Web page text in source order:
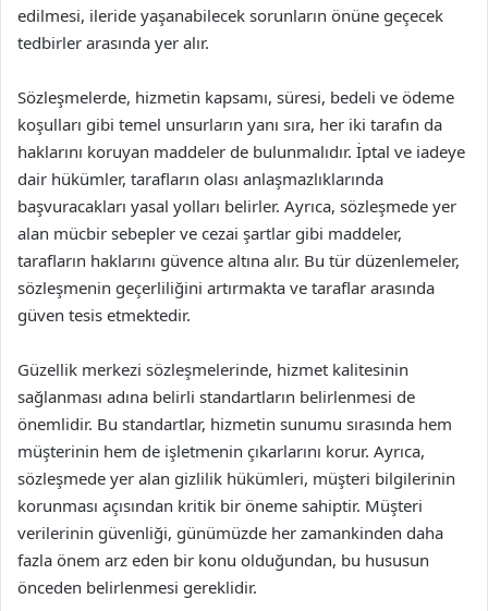
edilmesi, ileride yaşanabilecek sorunların önüne geçecek
tedbirler arasında yer alır.
Sözleşmelerde, hizmetin kapsamı, süresi, bedeli ve ödeme
koşulları gibi temel unsurların yanı sıra, her iki tarafın da
haklarını koruyan maddeler de bulunmalıdır. İptal ve iadeye
dair hükümler, tarafların olası anlaşmazlıklarında
başvuracakları yasal yolları belirler. Ayrıca, sözleşmede yer
alan mücbir sebepler ve cezai şartlar gibi maddeler,
tarafların haklarını güvence altına alır. Bu tür düzenlemeler,
sözleşmenin geçerliliğini artırmakta ve taraflar arasında
güven tesis etmektedir.
Güzellik merkezi sözleşmelerinde, hizmet kalitesinin
sağlanması adına belirli standartların belirlenmesi de
önemlidir. Bu standartlar, hizmetin sunumu sırasında hem
müşterinin hem de işletmenin çıkarlarını korur. Ayrıca,
sözleşmede yer alan gizlilik hükümleri, müşteri bilgilerinin
korunması açısından kritik bir öneme sahiptir. Müşteri
verilerinin güvenliği, günümüzde her zamankinden daha
fazla önem arz eden bir konu olduğundan, bu hususun
önceden belirlenmesi gereklidir.